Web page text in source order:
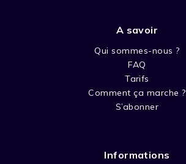
A savoir
Qui sommes-nous ?
FAQ
Tarifs
Comment ça marche ?
S’abonner
Informations